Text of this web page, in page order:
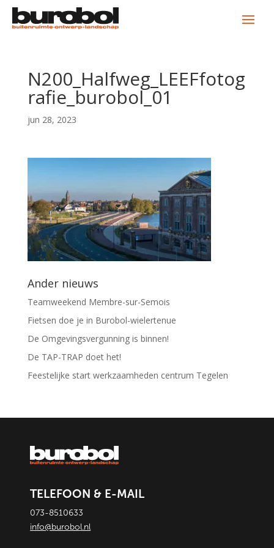
N200_Halfweg_LEEFfotog
rafie_burobol_01
jun 28, 2023
Ander nieuws
Teamweekend Membre-sur-Semois
Fietsen doe je in Burobol-wielertenue
De Omgevingsvergunning is binnen!
De TAP-TRAP doet het!
Feestelijke start werkzaamheden centrum Tegelen
TELEFOON & E-MAIL
073-8510633
info@burobol.nl